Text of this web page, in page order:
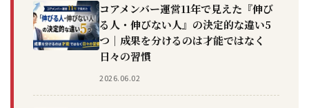
コアメンバー運営11年で見えた『伸び
る人・伸びない人』の決定的な違い5
つ｜成果を分けるのは才能ではなく
日々の習慣
2026.06.02